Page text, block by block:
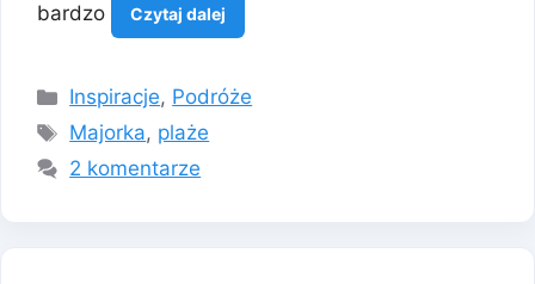
bardzo Czytaj dalej
Kategorie
Inspiracje, Podróże
Tagi
Majorka, plaże
2 komentarze